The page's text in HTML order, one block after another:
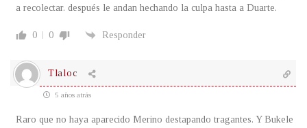
a recolectar. después le andan hechando la culpa hasta a Duarte.
0 0 Responder
Tlaloc
5 años atrás
Raro que no haya aparecido Merino destapando tragantes. Y Bukele